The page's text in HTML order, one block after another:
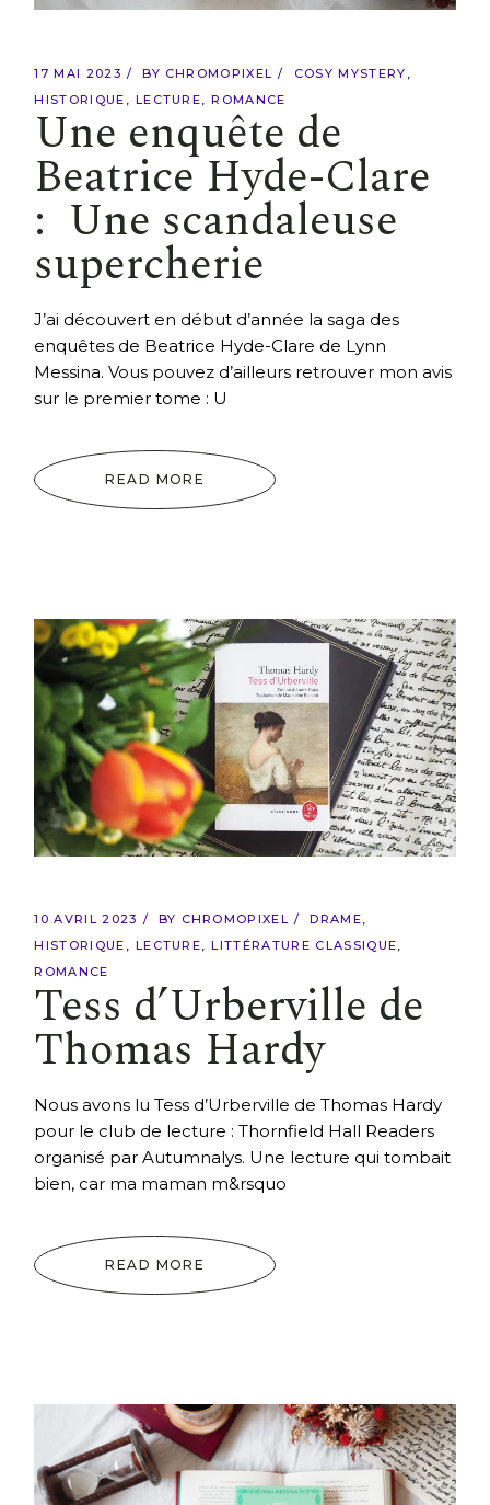
17 MAI 2023 BY CHROMOPIXEL
COSY MYSTERY
HISTORIQUE
LECTURE ROMANCE
Une enquête de
Beatrice Hyde-Clare
: Une scandaleuse
supercherie
J’ai découvert en début d’année la saga des
enquêtes de Beatrice Hyde-Clare de Lynn
Messina. Vous pouvez d’ailleurs retrouver mon avis
sur le premier tome : U
READ MORE
10 AVRIL 2023 BY CHROMOPIXEL
DRAME
HISTORIQUE
LECTURE
LITTÉRATURE CLASSIQUE
ROMANCE
Tess d’Urberville de
Thomas Hardy
Nous avons lu Tess d’Urberville de Thomas Hardy
pour le club de lecture : Thornfield Hall Readers
organisé par Autumnalys. Une lecture qui tombait
bien, car ma maman m&rsquo
READ MORE